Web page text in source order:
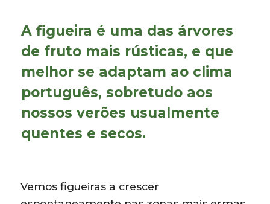
Afigueira é uma das árvores
de fruto mais rústicas, e que
melhor se adaptam ao clima
português, sobretudo aos
nossos verões usualmente
quentes e secos.
Vemos figueiras a crescer